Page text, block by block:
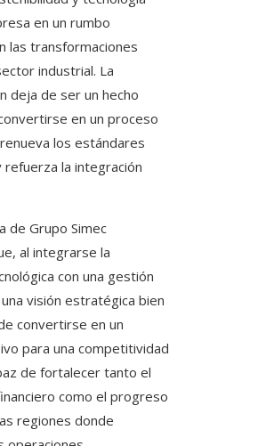
en un rumbo
las transformaciones
industrial. La
deja de ser un hecho
en un proceso
los estándares
la integración
de Grupo Simec
al integrarse la
con una gestión
visión estratégica bien
convertirse en un
para una competitividad
de fortalecer tanto el
como el progreso
regiones donde